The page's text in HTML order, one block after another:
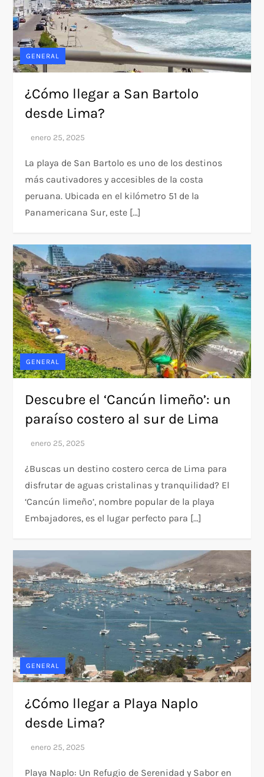
GENERAL
¿Cómo llegar a San Bartolo
desde Lima?
La playa de San Bartolo es uno de los destinos
más cautivadores y accesibles de la costa
peruana. Ubicada en el kilómetro 51 de la
Panamericana Sur, este […]
GENERAL
Descubre el ‘Cancún limeño’: un
paraíso costero al sur de Lima
¿Buscas un destino costero cerca de Lima para
disfrutar de aguas cristalinas y tranquilidad? El
‘Cancún limeño’, nombre popular de la playa
Embajadores, es el lugar perfecto para […]
GENERAL
¿Cómo llegar a Playa Naplo
desde Lima?
Playa Naplo: Un Refugio de Serenidad y Sabor en